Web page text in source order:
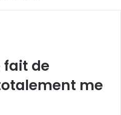
fait de
me